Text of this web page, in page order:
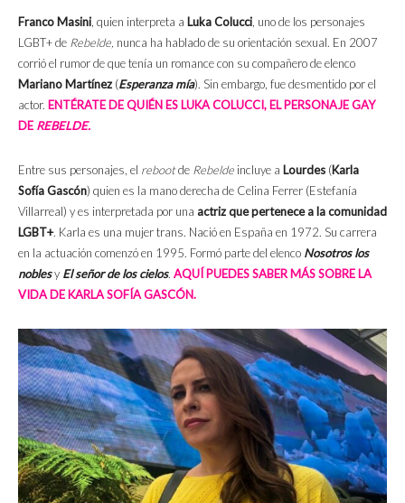
Franco Masini , quien interpreta a Luka Colucci , uno de los personajes
LGBT+ de Rebelde, nunca ha hablado de su orientación sexual. En 2007
corrió el rumor de que tenía un romance con su compañero de elenco
Mariano Martínez (Esperanza mía). Sin embargo, fue desmentido por el
actor. ENTÉRATE DE QUIÉN ES LUKA COLUCCI, EL PERSONAJE GAY
DE REBELDE.
Entre sus personajes, el rebootde Rebelde incluye a Lourdes (Karla
Sofía Gascón) quien es la mano derecha de Celina Ferrer (Estefanía
Villarreal) y es interpretada por una actriz que pertenece a la comunidad
LGBT+. Karla es una mujer trans. Nació en España en 1972. Su carrera
en la actuación comenzó en 1995. Formó parte del elenco Nosotros los
noblesy El señor de los cielos. AQUÍ PUEDES SABER MÁS SOBRE LA
VIDA DE KARLA SOFÍA GASCÓN.